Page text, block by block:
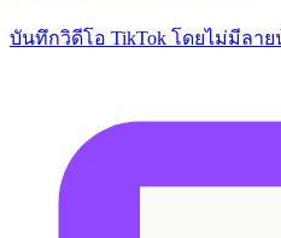
บันทึกวิดีโอ TikTok โดยไม่มีลา